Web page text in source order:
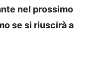
nel prossimo
se si riuscirà a